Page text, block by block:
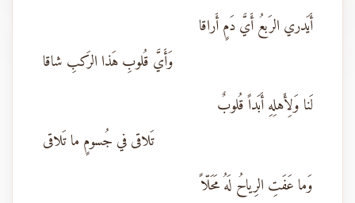
أَيَدري الرَبعُ أَيَّ دَمٍ أَراقا
وَأَيَّ قُلوبِ هَذا الرَكبِ شاقا
لَنا وَلِأَهلِهِ أَبَداً قُلوبٌ
تَلاقى في جُسومٍ ما تَلاقى
وَما عَفَتِ الرِياحُ لَهُ مَحَلّاً